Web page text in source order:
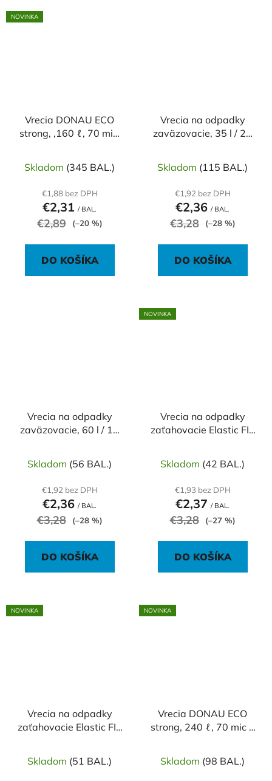
NOVINKA
Vrecia DONAU ECO
strong, ,160 ℓ, 70 mic,
Skladom (345 BAL.)
€1,88 bez DPH
€2,31 / BAL.
€2,89 (–20 %)
DO KOŠÍKA
Vrecia na odpadky
zaväzovacie, 35 l / 25
Skladom (115 BAL.)
€1,92 bez DPH
€2,36 / BAL.
€3,28 (–28 %)
DO KOŠÍKA
Vrecia na odpadky
zaväzovacie, 60 l / 12
Skladom (56 BAL.)
€1,92 bez DPH
€2,36 / BAL.
€3,28 (–28 %)
DO KOŠÍKA
NOVINKA
Vrecia na odpadky
zaťahovacie Elastic FIX
Skladom (42 BAL.)
€1,93 bez DPH
€2,37 / BAL.
€3,28 (–27 %)
DO KOŠÍKA
NOVINKA
Vrecia na odpadky
zaťahovacie Elastic FIX
Skladom (51 BAL.)
NOVINKA
Vrecia DONAU ECO
strong, 240 ℓ, 70 mic 5
Skladom (98 BAL.)